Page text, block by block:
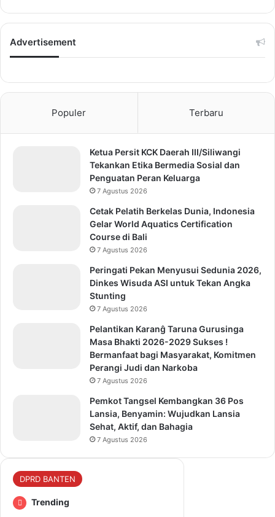
Advertisement
Populer Terbaru
Ketua Persit KCK Daerah III/Siliwangi
Tekankan Etika Bermedia Sosial dan
Penguatan Peran Keluarga
7 Agustus 2026
Cetak Pelatih Berkelas Dunia, Indonesia
Gelar World Aquatics Certification
Course di Bali
7 Agustus 2026
Peringati Pekan Menyusui Sedunia 2026,
Dinkes Wisuda ASI untuk Tekan Angka
Stunting
7 Agustus 2026
Pelantikan Karanĝ Taruna Gurusinga
Masa Bhakti 2026-2029 Sukses !
Bermanfaat bagi Masyarakat, Komitmen
Perangi Judi dan Narkoba
7 Agustus 2026
Pemkot Tangsel Kembangkan 36 Pos
Lansia, Benyamin: Wujudkan Lansia
Sehat, Aktif, dan Bahagia
7 Agustus 2026